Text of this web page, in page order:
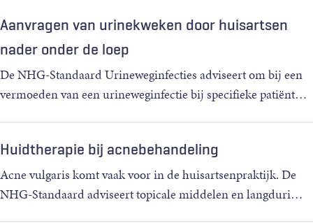
Aanvragen van urinekweken door huisartsen
nader onder de loep
De NHG-Standaard Urineweginfecties adviseert om bij een
vermoeden van een urineweginfectie bij specifieke patiënt…
Huidtherapie bij acnebehandeling
Acne vulgaris komt vaak voor in de huisartsenpraktijk. De
NHG-Standaard adviseert topicale middelen en langduri…